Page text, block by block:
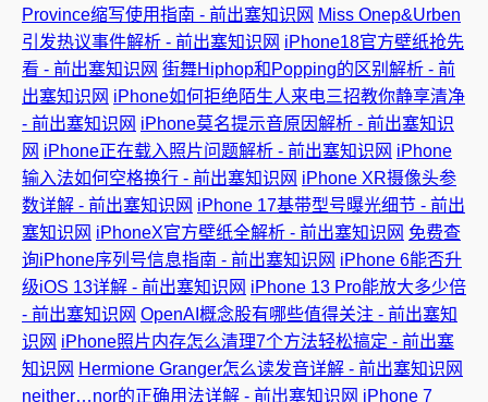
Province缩写使用指南 - 前出塞知识网 Miss Onep&Urben
引发热议事件解析 - 前出塞知识网 iPhone18官方壁纸抢先
看 - 前出塞知识网 街舞Hiphop和Popping的区别解析 - 前
出塞知识网 iPhone如何拒绝陌生人来电三招教你静享清净
- 前出塞知识网 iPhone莫名提示音原因解析 - 前出塞知识
网 iPhone正在载入照片问题解析 - 前出塞知识网 iPhone
输入法如何空格换行 - 前出塞知识网 iPhone XR摄像头参
数详解 - 前出塞知识网 iPhone 17基带型号曝光细节 - 前出
塞知识网 iPhoneX官方壁纸全解析 - 前出塞知识网 免费查
询iPhone序列号信息指南 - 前出塞知识网 iPhone 6能否升
级iOS 13详解 - 前出塞知识网 iPhone 13 Pro能放大多少倍
- 前出塞知识网 OpenAI概念股有哪些值得关注 - 前出塞知
识网 iPhone照片内存怎么清理7个方法轻松搞定 - 前出塞
知识网 Hermione Granger怎么读发音详解 - 前出塞知识网
neither…nor的正确用法详解 - 前出塞知识网 iPhone 7